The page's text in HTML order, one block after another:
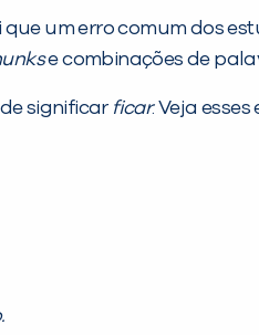
um erro comum dos
e combinações de
significar ficar. Veja esses